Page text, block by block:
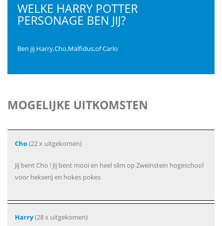
WELKE HARRY POTTER
PERSONAGE BEN JIJ?
Ben jij Harry,Cho,Malfidus,of Carlo
MOGELIJKE UITKOMSTEN
Cho(22 x uitgekomen)
Jij bent Cho ! Jij bent mooi en heel slim op Zweinstein hogeschool
voor hekserij en hokes pokes
Harry(28 x uitgekomen)